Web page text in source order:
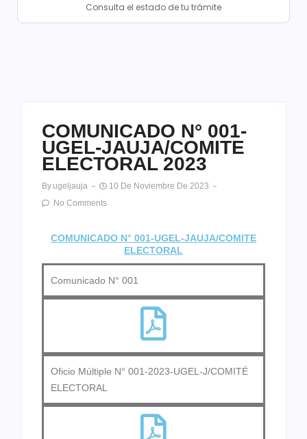
Consulta el estado de tu trámite
COMUNICADO N° 001-
UGEL-JAUJA/COMITE
ELECTORAL 2023
By Ugeljauja
10 De Noviembre De 2023
No Comments
COMUNICADO N° 001-UGEL-JAUJA/COMITE
ELECTORAL
Comunicado N° 001
Oficio Múltiple N° 001-2023-UGEL-J/COMITÉ
ELECTORAL